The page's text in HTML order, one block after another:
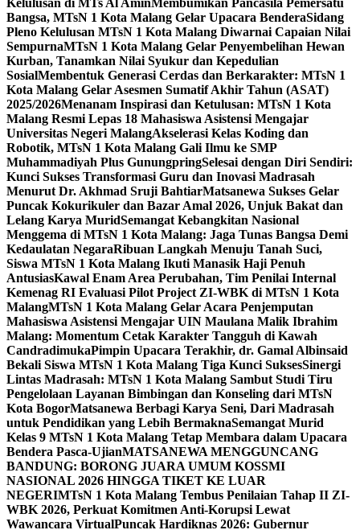
Kelulusan di MTs Al Amin Membumikan Pancasila Pemersatu
Bangsa, MTsN 1 Kota Malang Gelar Upacara BenderaSidang
Pleno Kelulusan MTsN 1 Kota Malang Diwarnai Capaian Nilai
SempurnaMTsN 1 Kota Malang Gelar Penyembelihan Hewan
Kurban, Tanamkan Nilai Syukur dan Kepedulian
SosialMembentuk Generasi Cerdas dan Berkarakter: MTsN 1
Kota Malang Gelar Asesmen Sumatif Akhir Tahun (ASAT)
2025/2026Menanam Inspirasi dan Ketulusan: MTsN 1 Kota
Malang Resmi Lepas 18 Mahasiswa Asistensi Mengajar
Universitas Negeri MalangAkselerasi Kelas Koding dan
Robotik, MTsN 1 Kota Malang Gali Ilmu ke SMP
Muhammadiyah Plus GunungpringSelesai dengan Diri Sendiri:
Kunci Sukses Transformasi Guru dan Inovasi Madrasah
Menurut Dr. Akhmad Sruji BahtiarMatsanewa Sukses Gelar
Puncak Kokurikuler dan Bazar Amal 2026, Unjuk Bakat dan
Lelang Karya MuridSemangat Kebangkitan Nasional
Menggema di MTsN 1 Kota Malang: Jaga Tunas Bangsa Demi
Kedaulatan NegaraRibuan Langkah Menuju Tanah Suci,
Siswa MTsN 1 Kota Malang Ikuti Manasik Haji Penuh
AntusiasKawal Enam Area Perubahan, Tim Penilai Internal
Kemenag RI Evaluasi Pilot Project ZI-WBK di MTsN 1 Kota
MalangMTsN 1 Kota Malang Gelar Acara Penjemputan
Mahasiswa Asistensi Mengajar UIN Maulana Malik Ibrahim
Malang: Momentum Cetak Karakter Tangguh di Kawah
CandradimukaPimpin Upacara Terakhir, dr. Gamal Albinsaid
Bekali Siswa MTsN 1 Kota Malang Tiga Kunci SuksesSinergi
Lintas Madrasah: MTsN 1 Kota Malang Sambut Studi Tiru
Pengelolaan Layanan Bimbingan dan Konseling dari MTsN
Kota BogorMatsanewa Berbagi Karya Seni, Dari Madrasah
untuk Pendidikan yang Lebih BermaknaSemangat Murid
Kelas 9 MTsN 1 Kota Malang Tetap Membara dalam Upacara
Bendera Pasca-UjianMATSANEWA MENGGUNCANG
BANDUNG: BORONG JUARA UMUM KOSSMI
NASIONAL 2026 HINGGA TIKET KE LUAR
NEGERIMTsN 1 Kota Malang Tembus Penilaian Tahap II ZI-
WBK 2026, Perkuat Komitmen Anti-Korupsi Lewat
Wawancara VirtualPuncak Hardiknas 2026: Gubernur